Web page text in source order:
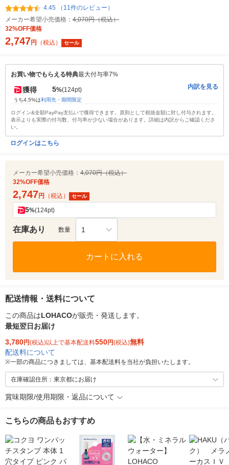
4.45 （11件のレビュー）
メーカー希望小売価格： 4,070円（税込）
32%OFF価格
2,747円 （税込） セール
お買い物でもらえる特典最大付与率7%
獲得 5%(124pt)
うち4.5%は利用先・期間限定
内訳を見る
ログイン&全額PayPay支払いで獲得できます。原則として税抜金額に対し付与されます。
表示よりも実際の付与数、付与率が少ない場合があります。詳細は内訳からご確認くださ
い。
ログインはこちら
メーカー希望小売価格： 4,070円（税込）
32%OFF価格
2,747円 （税込） セール
5%(124pt)
在庫あり 数量 1
カートに入れる
配送情報・送料について
この商品はLOHACOが販売・発送します。
最短翌日お届け
3,780円(税込)以上で基本配送料550円(税込)無料
配送料について
※一部の商品につきましては、基本配送料を当社が負担いたします。
在庫確認住所：東京都にお届け
賞味期限/使用期限・返品について
こちらの商品もおすすめ